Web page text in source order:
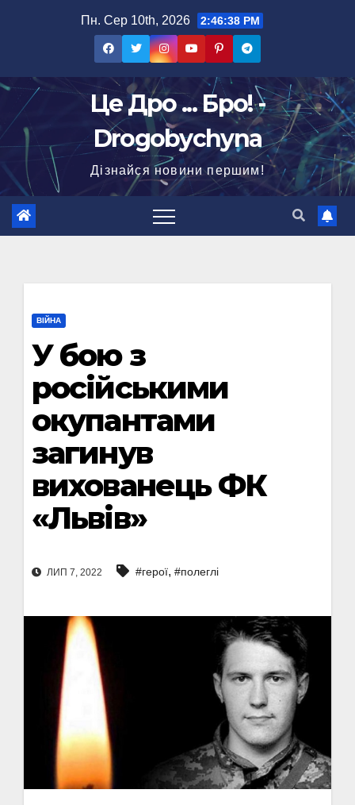
Пн. Сер 10th, 2026 2:46:39 PM
Це Дро ... Бро! -
Drogobychyna
Дізнайся новини першим!
ВІЙНА
У бою з
російськими
окупантами
загинув
вихованець ФК
«Львів»
ЛИП 7, 2022 #герої, #полеглі